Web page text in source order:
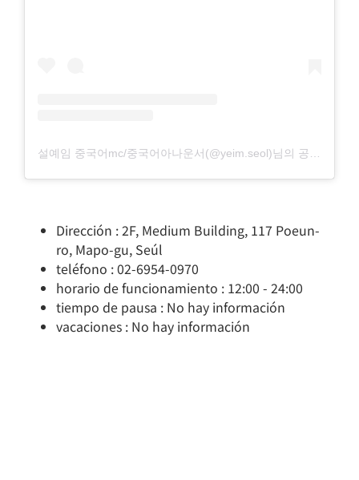
Dirección : 2F, Medium Building, 117 Poeun-
ro, Mapo-gu, Seúl
teléfono : 02-6954-0970
horario de funcionamiento : 12:00 - 24:00
tiempo de pausa : No hay información
vacaciones : No hay información